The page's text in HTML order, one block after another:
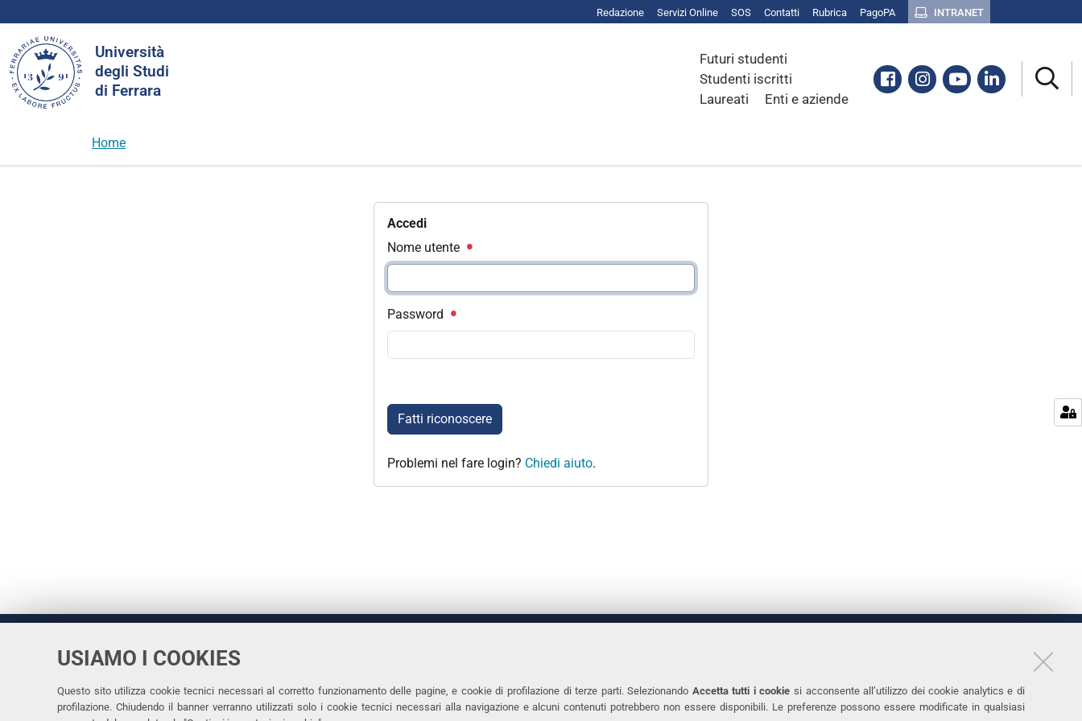
USIAMO I COOKIES
Questo sito utilizza cookie tecnici necessari al corretto funzionamento delle pagine, e cookie di profilazione di terze parti. Selezionando Accetta tutti i cookie si acconsente all’utilizzo dei cookie analytics e di
profilazione. Chiudendo il banner verranno utilizzati solo i cookie tecnici necessari alla navigazione e alcuni contenuti potrebbero non essere disponibili. Le preferenze possono essere modificate in qualsiasi
Redazione Servizi Online SOS Contatti Rubrica PagoPA INTRANET
Università
degli Studi
di Ferrara
Futuri studenti
Studenti iscritti
Laureati
Enti e aziende
Facebook
Instagram
YoutubeLinkedin
nel
sito
Home
Accedi
Nome utente
Password
Fatti riconoscere
Problemi nel fare login? Chiedi aiuto.
Università
di Ferrara
Rettrice: Prof.ssa Laura Ramaciotti
via Ludovico Ariosto, 35 - 44121 Ferrara
Tel. +39 0532 293111
Fax. +39 0532 293031
Accessibilità
Protezione dati personali